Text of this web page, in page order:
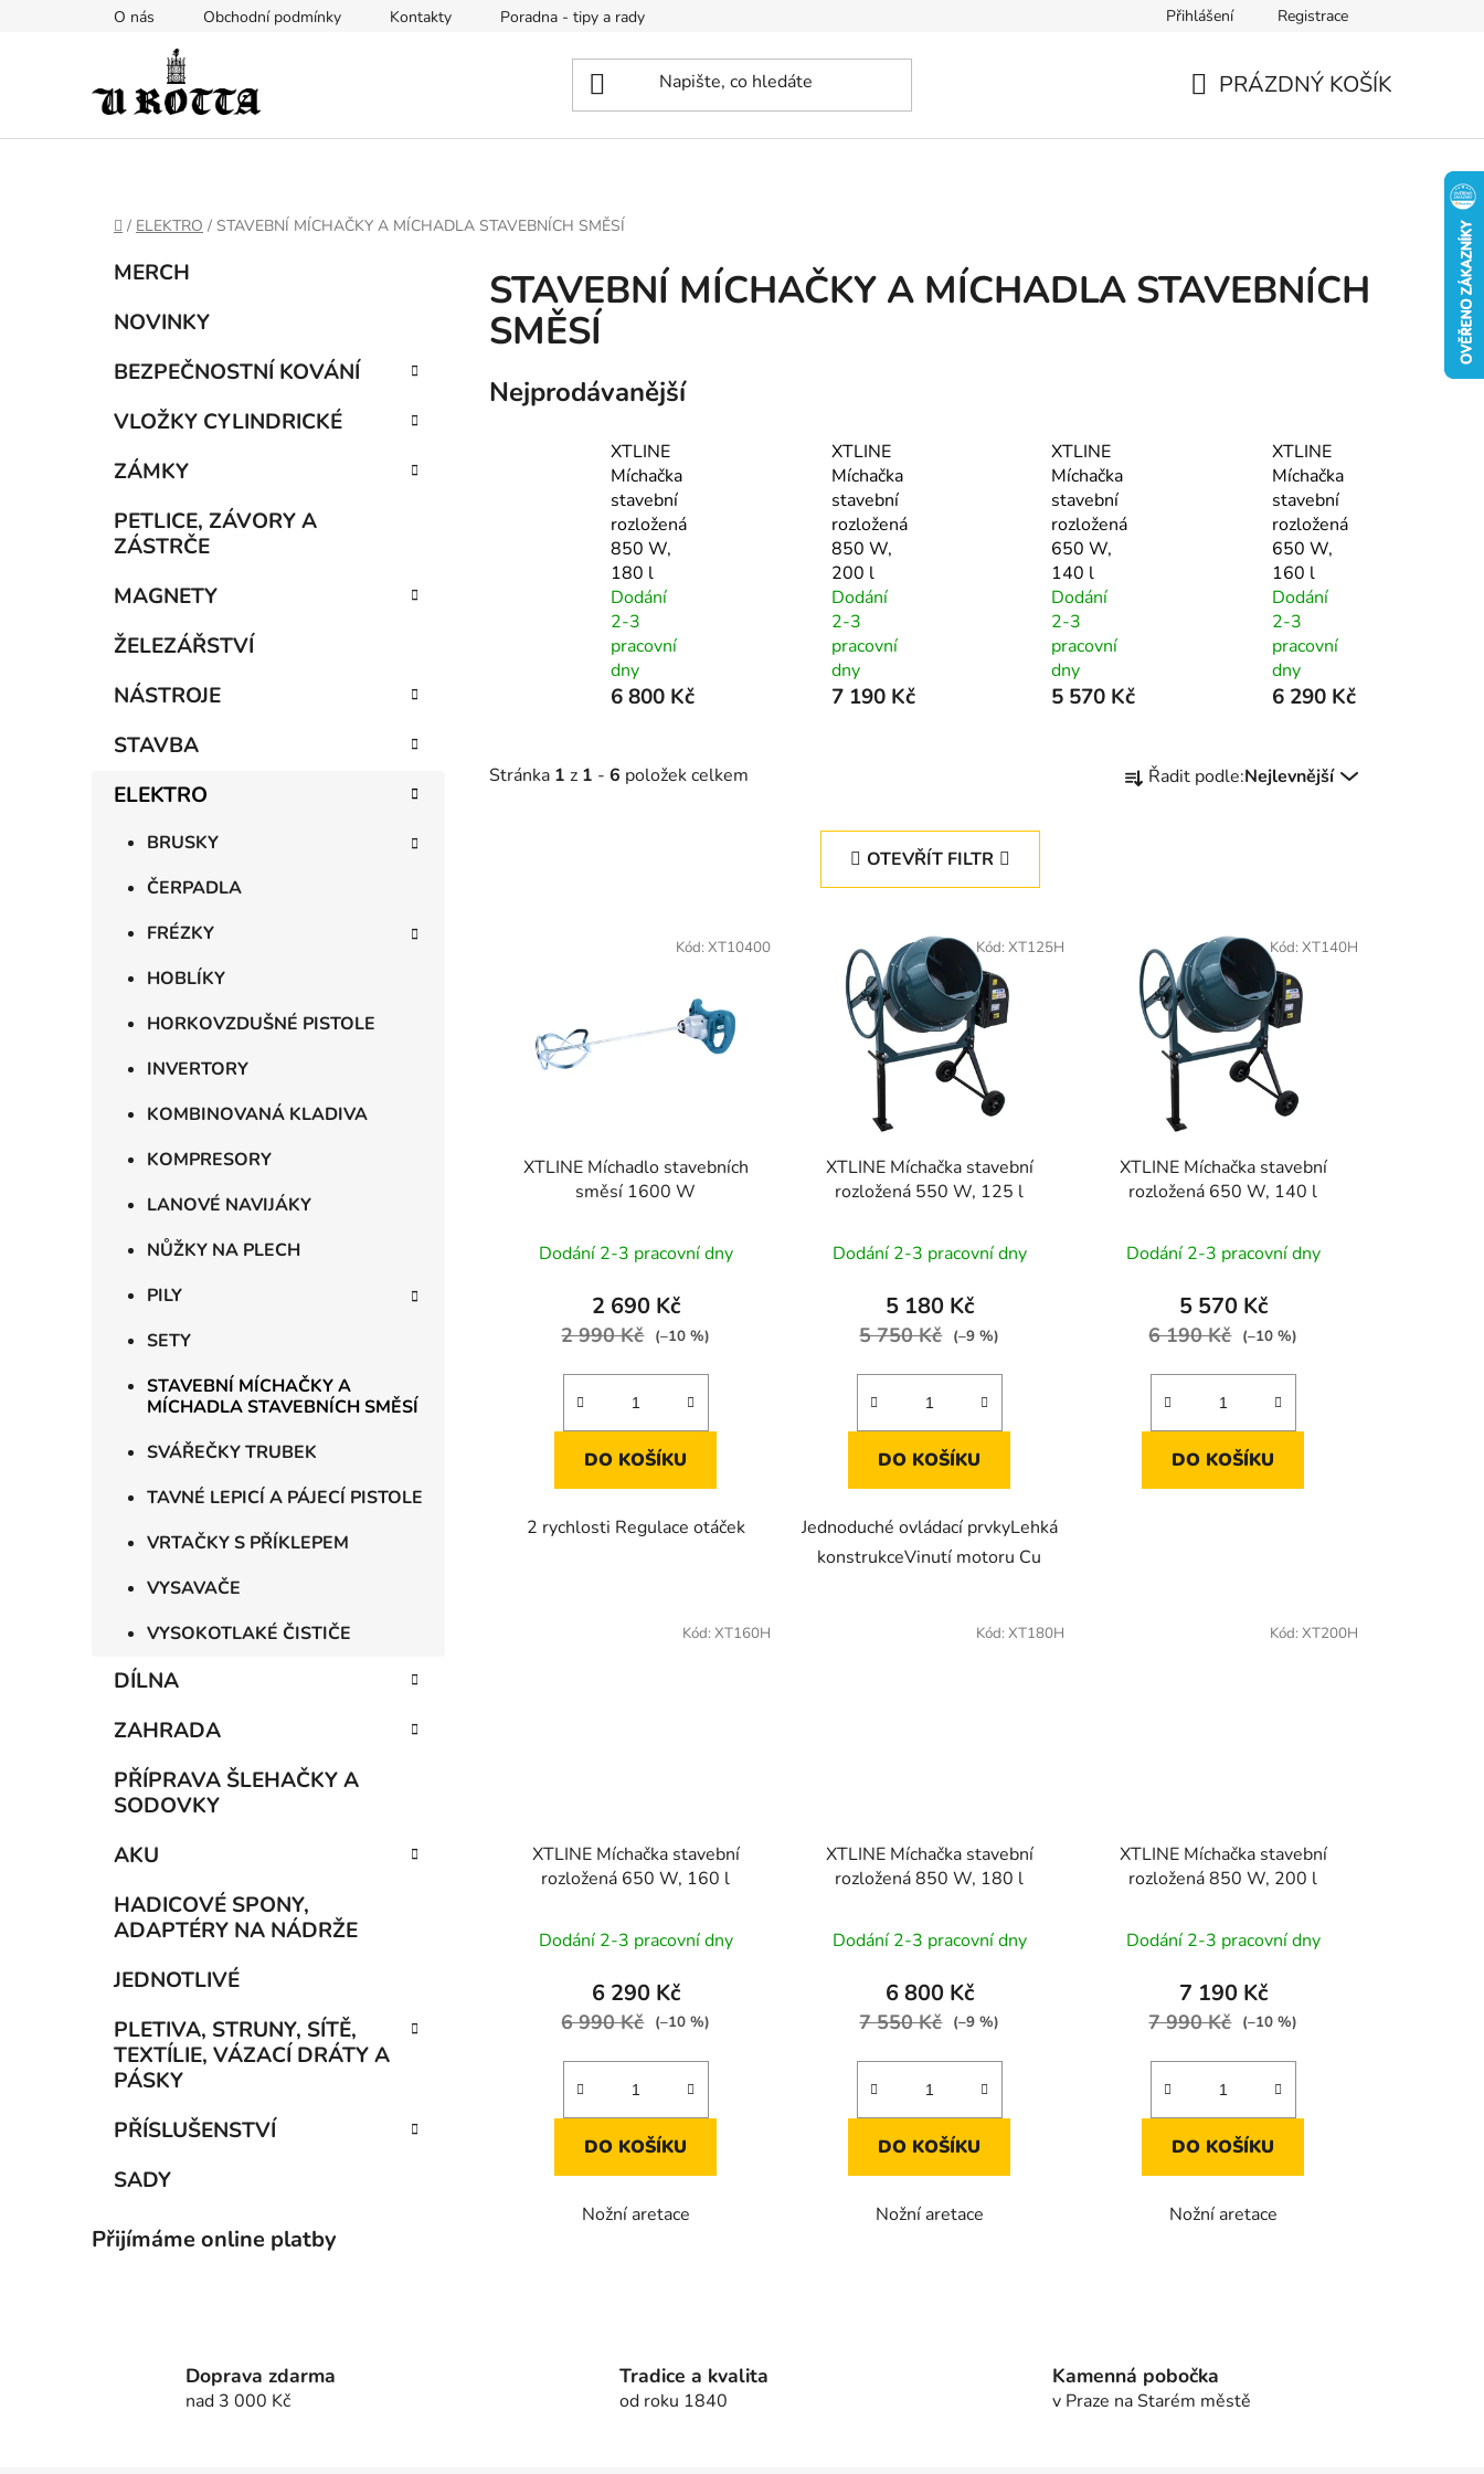
O nás Obchodní podmínky Kontakty Poradna - tipy a rady Přihlášení Registrace
PRÁZDNÝ KOŠÍK
DOMŮ
/ ELEKTRO / STAVEBNÍ MÍCHAČKY A MÍCHADLA STAVEBNÍCH SMĚSÍ
Přeskočit
kategorie
MERCH
NOVINKY
BEZPEČNOSTNÍ KOVÁNÍ
VLOŽKY CYLINDRICKÉ
ZÁMKY
PETLICE, ZÁVORY A
ZÁSTRČE
MAGNETY
ŽELEZÁŘSTVÍ
NÁSTROJE
STAVBA
ELEKTRO
BRUSKY
ČERPADLA
FRÉZKY
HOBLÍKY
HORKOVZDUŠNÉ PISTOLE
INVERTORY
KOMBINOVANÁ KLADIVA
KOMPRESORY
LANOVÉ NAVIJÁKY
NŮŽKY NA PLECH
PILY
SETY
STAVEBNÍ MÍCHAČKY A
MÍCHADLA STAVEBNÍCH SMĚSÍ
SVÁŘEČKY TRUBEK
TAVNÉ LEPICÍ A PÁJECÍ PISTOLE
VRTAČKY S PŘÍKLEPEM
VYSAVAČE
VYSOKOTLAKÉ ČISTIČE
DÍLNA
ZAHRADA
PŘÍPRAVA ŠLEHAČKY A
SODOVKY
AKU
HADICOVÉ SPONY,
ADAPTÉRY NA NÁDRŽE
JEDNOTLIVÉ
PLETIVA, STRUNY, SÍTĚ,
TEXTÍLIE, VÁZACÍ DRÁTY A
PÁSKY
PŘÍSLUŠENSTVÍ
SADY
Přijímáme online platby
STAVEBNÍ MÍCHAČKY A MÍCHADLA STAVEBNÍCH
SMĚSÍ
Nejprodávanější
XTLINE
Míchačka
stavební
rozložená
850 W,
180 l
Dodání
2-3
pracovní
dny
6 800 Kč
XTLINE
Míchačka
stavební
rozložená
850 W,
200 l
Dodání
2-3
pracovní
dny
7 190 Kč
XTLINE
Míchačka
stavební
rozložená
650 W,
140 l
Dodání
2-3
pracovní
dny
5 570 Kč
XTLINE
Míchačka
stavební
rozložená
650 W,
160 l
Dodání
2-3
pracovní
dny
6 290 Kč
Stránka 1 z 1 - 6 položek celkem
a Řadit podle:Nejlevnější
OTEVŘÍT FILTR
XTLINE Míchadlo stavebních
směsí 1600 W
Dodání 2-3 pracovní dny
2 690 Kč
2 990 Kč (–10 %)
DO KOŠÍKU
2 rychlosti Regulace otáček
Kód: XT10400
XTLINE Míchačka stavební
rozložená 550 W, 125 l
Dodání 2-3 pracovní dny
5 180 Kč
5 750 Kč (–9 %)
DO KOŠÍKU
Jednoduché ovládací prvkyLehká
konstrukceVinutí motoru Cu
Kód: XT125H
XTLINE Míchačka stavební
rozložená 650 W, 140 l
Dodání 2-3 pracovní dny
5 570 Kč
6 190 Kč (–10 %)
DO KOŠÍKU
Kód: XT140H
XTLINE Míchačka stavební
rozložená 650 W, 160 l
Dodání 2-3 pracovní dny
6 290 Kč
6 990 Kč (–10 %)
DO KOŠÍKU
Nožní aretace
Kód: XT160H
XTLINE Míchačka stavební
rozložená 850 W, 180 l
Dodání 2-3 pracovní dny
6 800 Kč
7 550 Kč (–9 %)
DO KOŠÍKU
Nožní aretace
Kód: XT180H
XTLINE Míchačka stavební
rozložená 850 W, 200 l
Dodání 2-3 pracovní dny
7 190 Kč
7 990 Kč (–10 %)
DO KOŠÍKU
Nožní aretace
Kód: XT200H
Doprava zdarma
nad 3 000 Kč
Tradice a kvalita
od roku 1840
Kamenná pobočka
v Praze na Starém městě